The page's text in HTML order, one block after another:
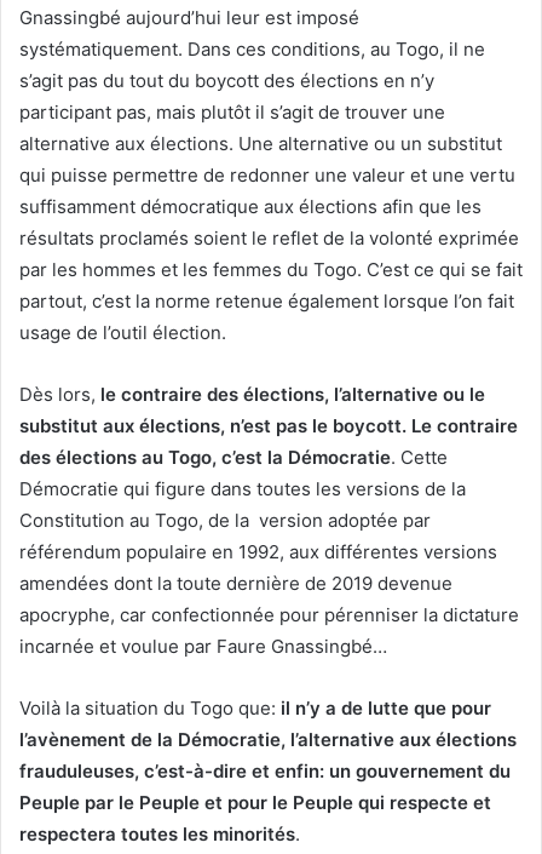
Gnassingbé aujourd’hui leur est imposé
systématiquement. Dans ces conditions, au Togo, il ne
s’agit pas du tout du boycott des élections en n’y
participant pas, mais plutôt il s’agit de trouver une
alternative aux élections. Une alternative ou un substitut
qui puisse permettre de redonner une valeur et une vertu
suffisamment démocratique aux élections afin que les
résultats proclamés soient le reflet de la volonté exprimée
par les hommes et les femmes du Togo. C’est ce qui se fait
partout, c’est la norme retenue également lorsque l’on fait
usage de l’outil élection.
Dès lors, le contraire des élections, l’alternative ou le
substitut aux élections, n’est pas le boycott. Le contraire
des élections au Togo, c’est la Démocratie. Cette
Démocratie qui figure dans toutes les versions de la
Constitution au Togo, de la version adoptée par
référendum populaire en 1992, aux différentes versions
amendées dont la toute dernière de 2019 devenue
apocryphe, car confectionnée pour pérenniser la dictature
incarnée et voulue par Faure Gnassingbé…
Voilà la situation du Togo que: il n’y a de lutte que pour
l’avènement de la Démocratie, l’alternative aux élections
frauduleuses, c’est-à-dire et enfin: un gouvernement du
Peuple par le Peuple et pour le Peuple qui respecte et
respectera toutes les minorités.